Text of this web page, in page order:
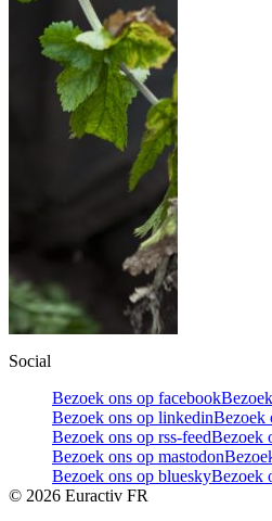
Social
Bezoek ons op facebook
Bezoek ons op linkedinBezoek
Bezoek ons op rss-feedBezoek
Bezoek ons op mastodon
Bezoek ons op blueskyBezoek
© 2026 Euractiv FR